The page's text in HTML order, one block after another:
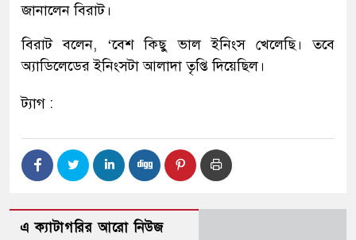
জানালেন বিরাট।
বিরাট বলেন, ‘‌বেশ কিছু ভাল ইনিংস খেলেছি। তবে
অ্যাডিলেডের ইনিংসটা আলাদা তৃপ্তি দিয়েছিল।
ট্যাগ :
এ ক্যাটাগরির আরো নিউজ